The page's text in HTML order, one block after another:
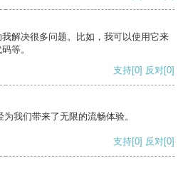
解决很多问题。比如，我可以使用它来
等。
支持[0] 反对[0]
我们带来了无限的流畅体验。
支持[0] 反对[0]